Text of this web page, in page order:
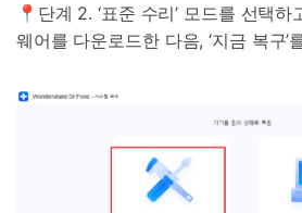
📍단계 2. ‘표준 수리’ 모드를 선택
웨어를 다운로드한 다음, ‘지금 복구’